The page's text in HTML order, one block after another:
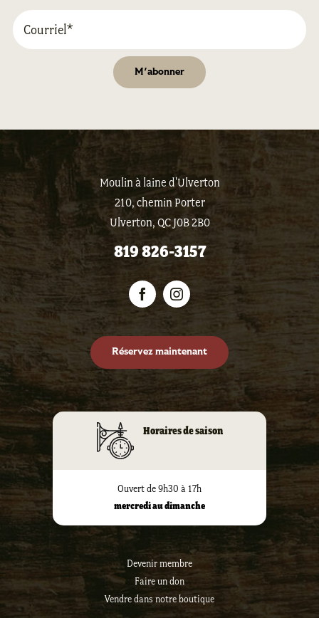
Moulin à laine d'Ulverton
210, chemin Porter
Ulverton, QC J0B 2B0
819 826-3157
Horaires de saison
Ouvert de 9h30 à 17h
mercredi au dimanche
Devenir membre
Faire un don
Vendre dans notre boutique
Réservez maintenant